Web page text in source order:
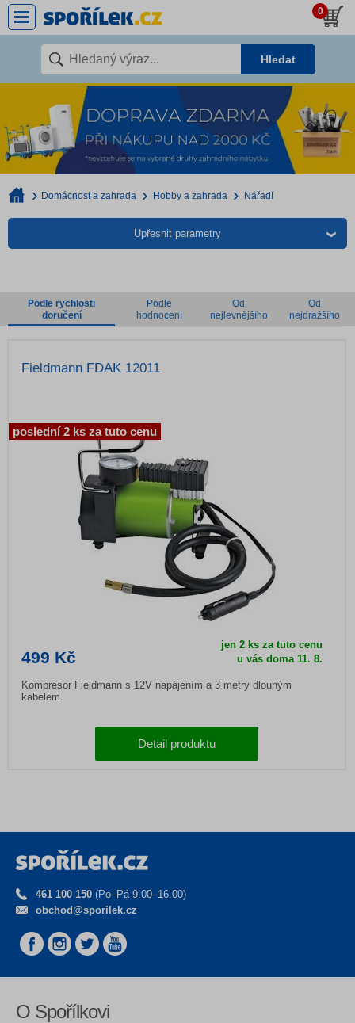
0
Hledat
Domácnost a zahrada Hobby a zahrada Nářadí
Upřesnit parametry
Podle rychlosti
doručení
Podle
hodnocení
Od
nejlevnějšího
Od
nejdražšího
Fieldmann FDAK 12011
499 Kč
jen 2 ks za tuto cenu
u vás doma11. 8.
Kompresor Fieldmann s 12V napájením a 3 metry dlouhým
kabelem.
Detail produktu
poslední 2 ks za tuto cenu
461 100 150 (Po–Pá 9.00–16.00)
obchod@sporilek.cz
O Spořílkovi